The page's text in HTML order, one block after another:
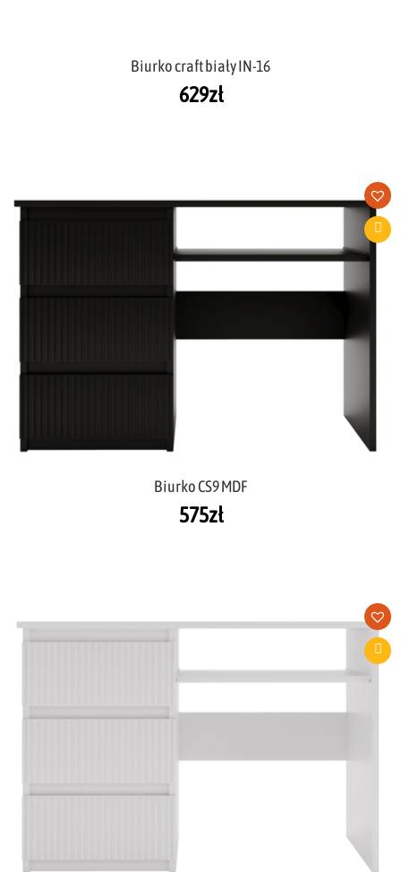
Biurko craft biały IN-16
629zł
Biurko CS9 MDF
575zł